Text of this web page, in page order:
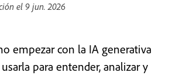
el 9 jun. 2026
empezar con la IA generativa
para entender, analizar y